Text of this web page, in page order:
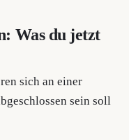
Was du jetzt
sich an einer
sein soll